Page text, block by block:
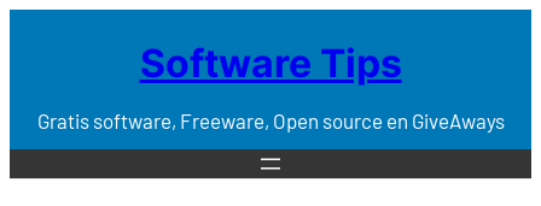
Software Tips
Gratis software, Freeware, Open source en GiveAways